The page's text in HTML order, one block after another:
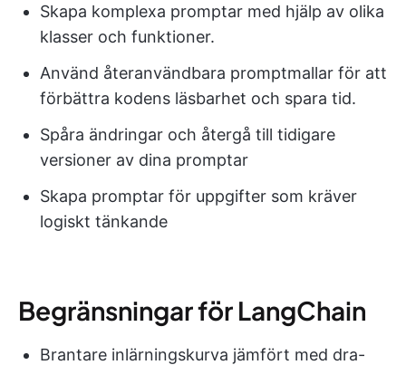
Skapa komplexa promptar med hjälp av olika
klasser och funktioner.
Använd återanvändbara promptmallar för att
förbättra kodens läsbarhet och spara tid.
Spåra ändringar och återgå till tidigare
versioner av dina promptar
Skapa promptar för uppgifter som kräver
logiskt tänkande
Begränsningar för LangChain
Brantare inlärningskurva jämfört med dra-